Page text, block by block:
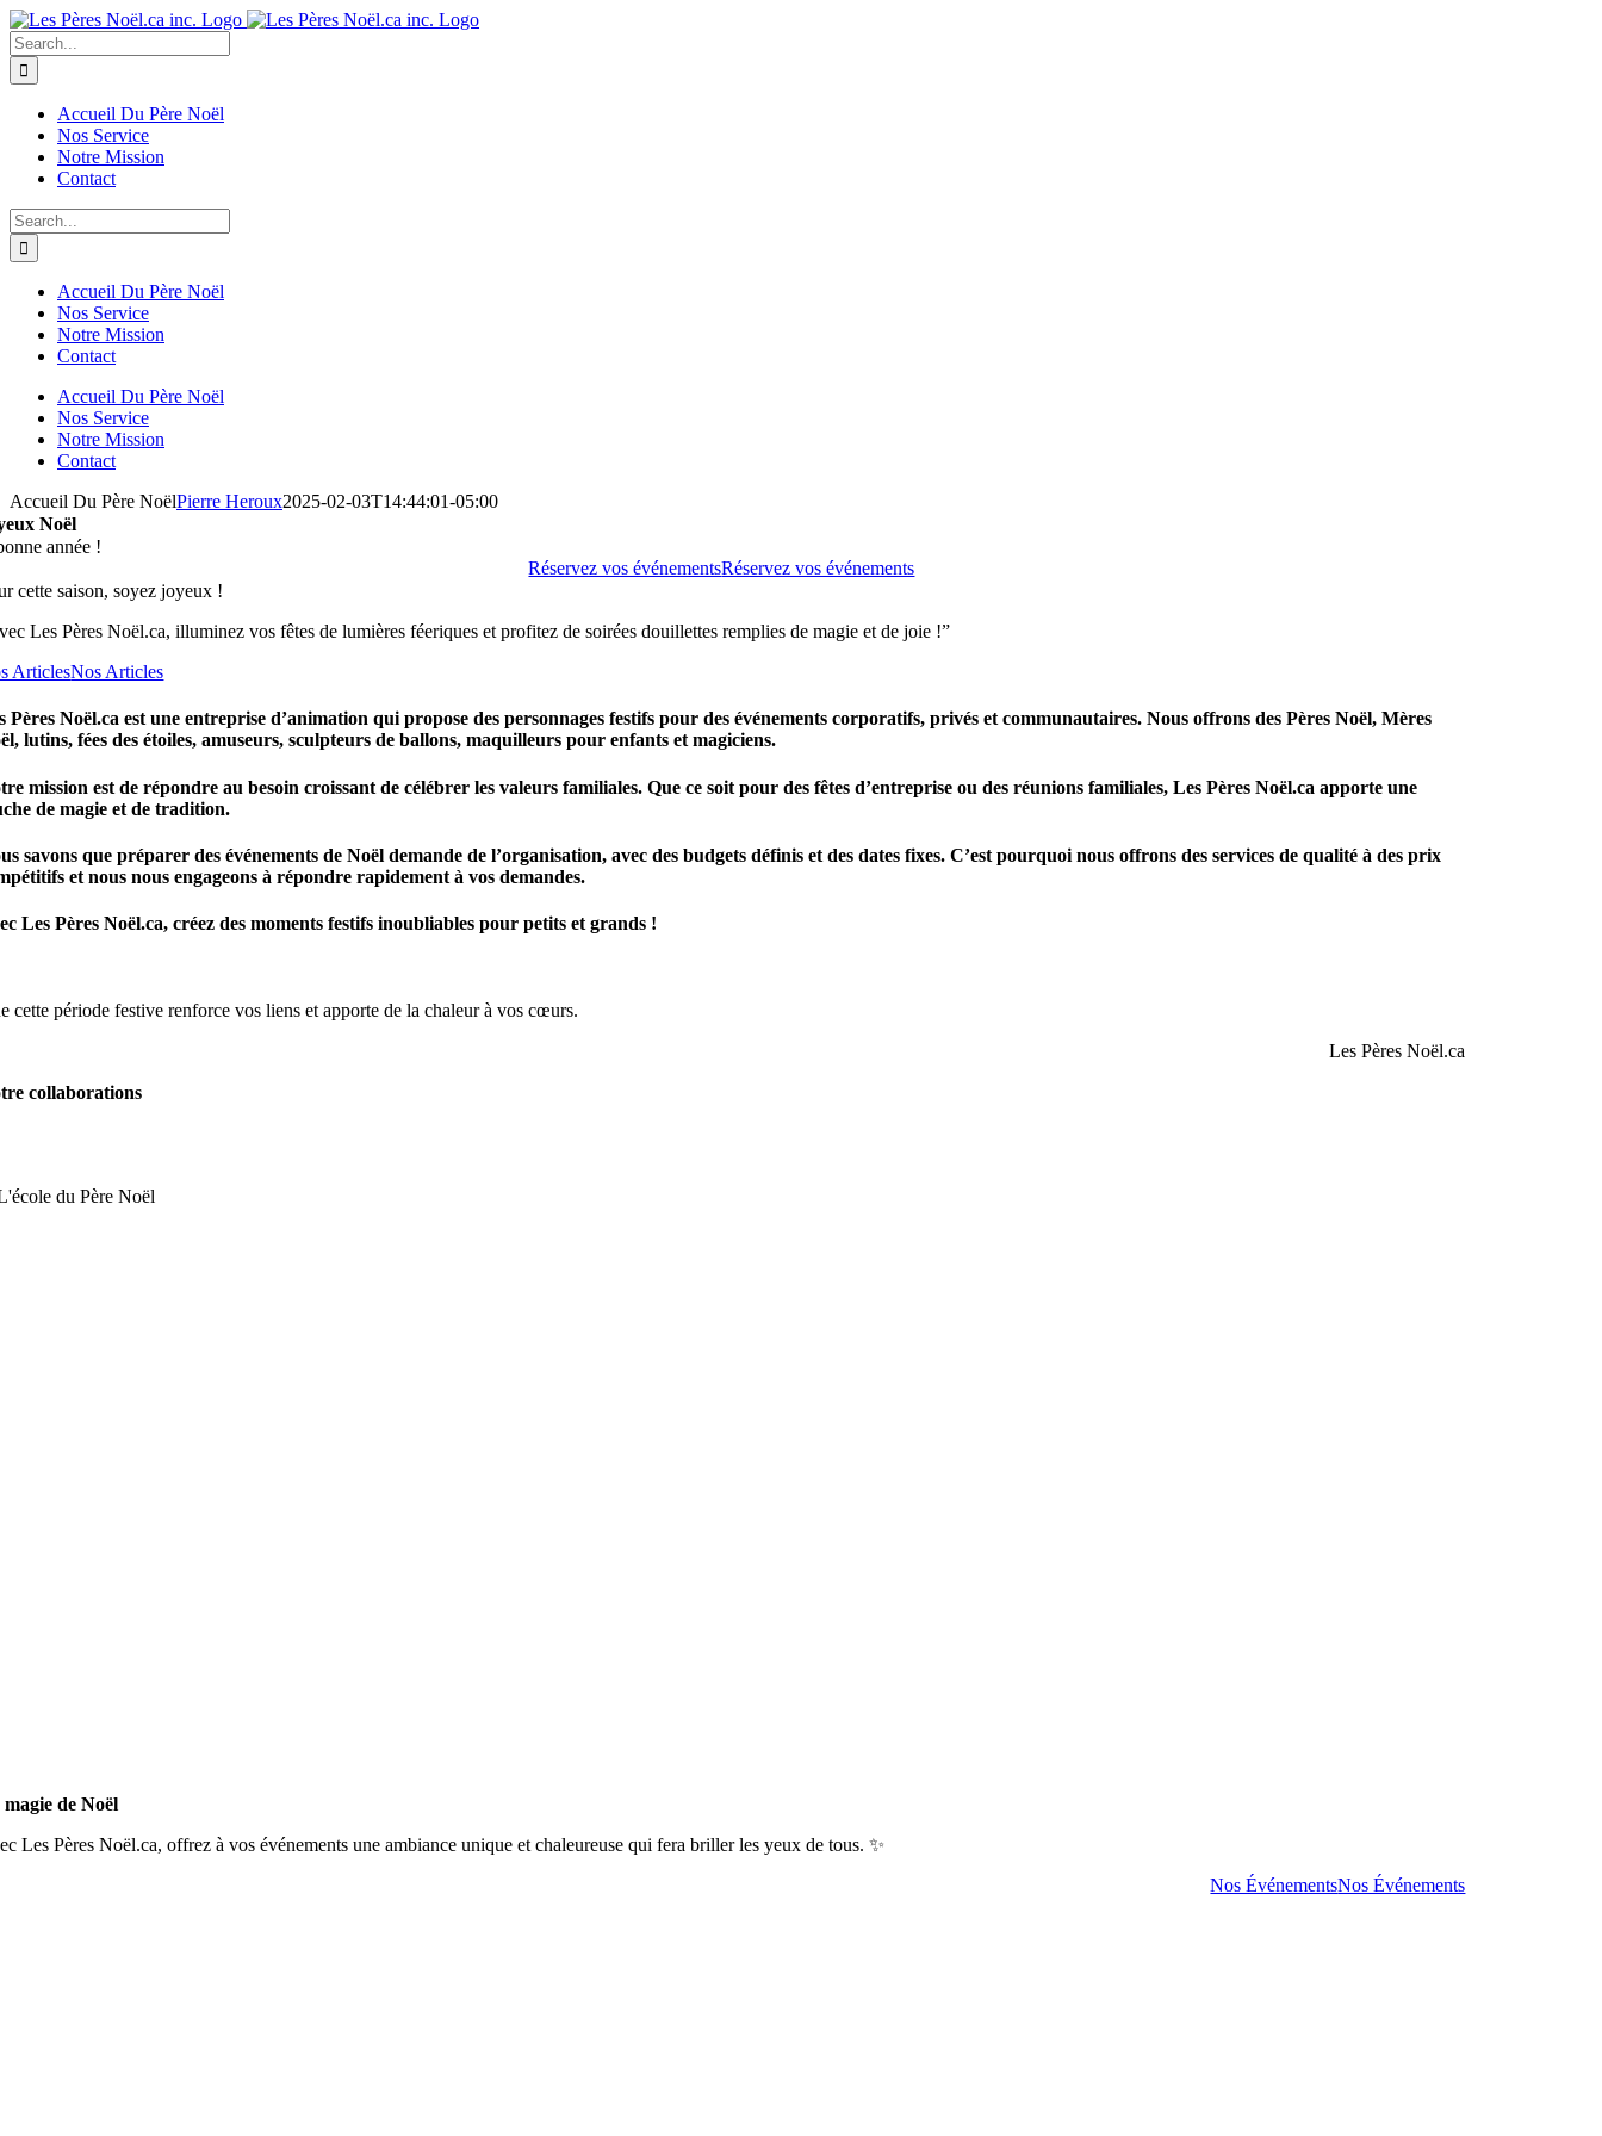
Skip
to
content
Search
for:
Accueil Du Père Noël
Nos Service
Notre Mission
Contact
Search
for:
Accueil Du Père Noël
Nos Service
Notre Mission
Contact
Accueil Du Père Noël
Nos Service
Notre Mission
Contact
Accueil Du Père NoëlPierre Heroux2025-02-03T14:44:01-05:00
Noël
année !
Réservez vos événementsRéservez vos événements
cette saison, soyez joyeux !
Les Pères Noël.ca, illuminez vos fêtes de lumières féeriques et profitez de soirées douillettes remplies de magie et de joie !”
ArticlesNos Articles
Pères Noël.ca est une entreprise d’animation qui propose des personnages festifs pour des événements corporatifs, privés et communautaires. Nous offrons des Pères Noël, Mères
lutins, fées des étoiles, amuseurs, sculpteurs de ballons, maquilleurs pour enfants et magiciens.
mission est de répondre au besoin croissant de célébrer les valeurs familiales. Que ce soit pour des fêtes d’entreprise ou des réunions familiales,Les Pères Noël.ca apporte une
de magie et de tradition.
savons que préparer des événements de Noël demande de l’organisation, avec des budgets définis et des dates fixes. C’est pourquoi nous offrons des services de qualité à des prix
et nous nous engageons à répondre rapidement à vos demandes.
Les Pères Noël.ca, créez des moments festifs inoubliables pour petits et grands !
cette période festive renforce vos liens et apporte de la chaleur à vos cœurs.
Les Pères Noël.ca
collaborations
de Noël
Les Pères Noël.ca, offrez à vos événements une ambiance unique et chaleureuse qui fera briller les yeux de tous. ✨
Nos ÉvénementsNos Événements